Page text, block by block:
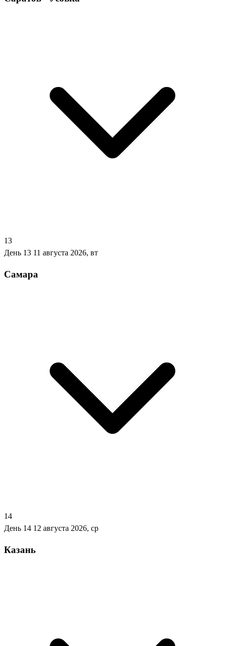
13
День 13 11 августа 2026, вт
Самара
14
День 14 12 августа 2026, ср
Казань